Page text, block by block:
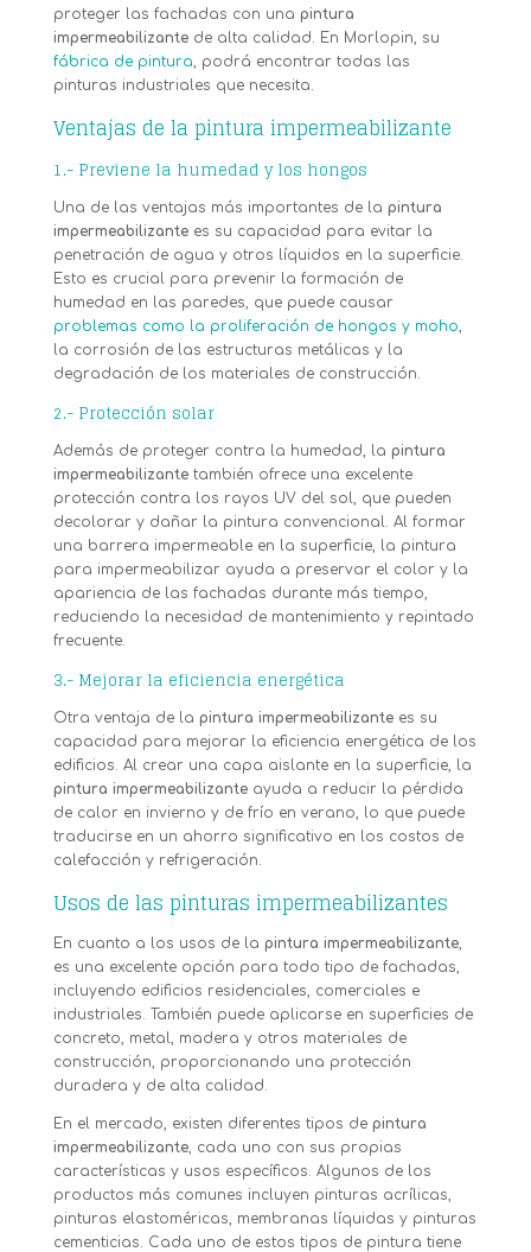
proteger las fachadas con una pintura
impermeabilizantede alta calidad. En Morlopin, su
fábrica de pintura , podrá encontrar todas las
pinturas industriales que necesita.
Ventajas de la pintura impermeabilizante
1.- Previene la humedad y los hongos
Una de las ventajas más importantes de la pintura
impermeabilizantees su capacidad para evitar la
penetración de agua y otros líquidos en la superficie.
Esto es crucial para prevenir la formación de
humedad en las paredes, que puede causar
problemas como la proliferación de hongos y moho
la corrosión de las estructuras metálicas y la
degradación de los materiales de construcción.
2.- Protección solar
Además de proteger contra la humedad, la pintura
impermeabilizantetambién ofrece una excelente
protección contra los rayos UV del sol, que pueden
decolorar y dañar la pintura convencional. Al formar
una barrera impermeable en la superficie, la pintura
para impermeabilizar ayuda a preservar el color y la
apariencia de las fachadas durante más tiempo,
reduciendo la necesidad de mantenimiento y repintado
frecuente.
3.- Mejorar la eficiencia energética
Otra ventaja de la pintura impermeabilizantees su
capacidad para mejorar la eficiencia energética de los
edificios. Al crear una capa aislante en la superficie, la
pintura impermeabilizanteayuda a reducir la pérdida
de calor en invierno y de frío en verano, lo que puede
traducirse en un ahorro significativo en los costos de
calefacción y refrigeración.
Usos de las pinturas impermeabilizantes
En cuanto a los usos de la pintura impermeabilizante,
es una excelente opción para todo tipo de fachadas,
incluyendo edificios residenciales, comerciales e
industriales. También puede aplicarse en superficies de
concreto, metal, madera y otros materiales de
construcción, proporcionando una protección
duradera y de alta calidad.
En el mercado, existen diferentes tipos de pintura
impermeabilizante, cada uno con sus propias
características y usos específicos. Algunos de los
productos más comunes incluyen pinturas acrílicas,
pinturas elastoméricas, membranas líquidas y pinturas
cementicias. Cada uno de estos tipos de pintura tiene